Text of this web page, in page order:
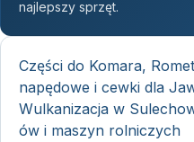
najlepszy sprzęt.
Części do Komara,
napędowe i cewki dla
Wulkanizacja w
ów i maszyn rolniczych